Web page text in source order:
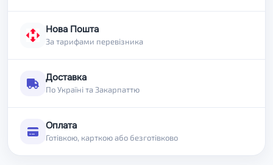
Нова Пошта
За тарифами перевізника
Доставка
По Україні та Закарпаттю
Оплата
Готівкою, карткою або безготівково